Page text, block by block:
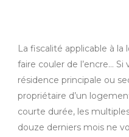
La fiscalité applicable à
faire couler de l’encre…
résidence principale ou
propriétaire d’un
courte durée, les
douze derniers mois ne